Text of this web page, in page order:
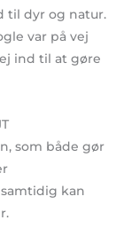
til dyr og natur.
var på vej
ind til at gøre
som både gør
kan